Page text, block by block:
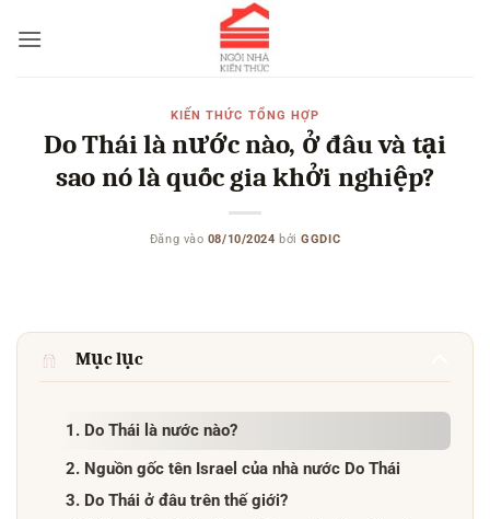
qua
KIẾN THỨC TỔNG HỢP
Do Thái là nước nào, ở đâu và tại
sao nó là quốc gia khởi nghiệp?
Đăng vào 08/10/2024 bởiGGDIC
Mục lục
1. Do Thái là nước nào?
2. Nguồn gốc tên Israel của nhà nước Do Thái
3. Do Thái ở đâu trên thế giới?